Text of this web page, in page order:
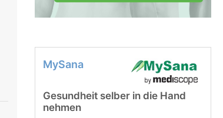
MySana
Gesundheit selber in die Hand
nehmen